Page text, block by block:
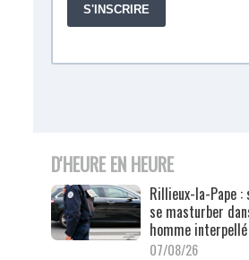
D'HEURE EN HEURE
Rillieux-la-Pape
se masturber
homme interpellé
07/08/26